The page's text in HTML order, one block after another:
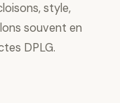
style,
souvent en
DPLG.